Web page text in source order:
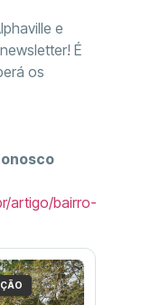
e
É
os
artigo/bairro-